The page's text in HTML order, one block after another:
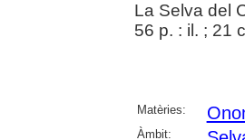
La Selva del
56 p. : il. ; 21
Matèries:
Àmbit: